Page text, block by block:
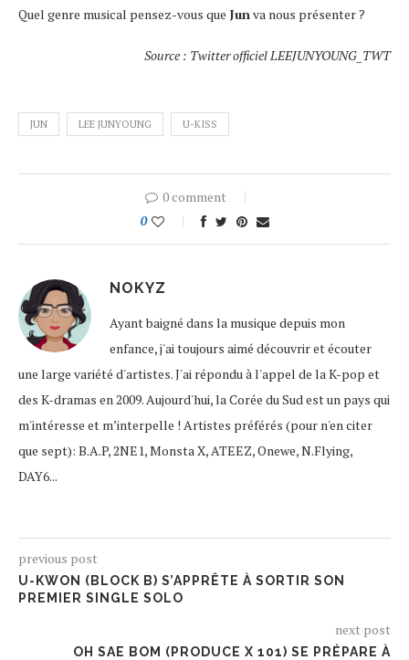
Quel genre musical pensez-vous que Junva nous présenter ?
Source : Twitter officiel LEEJUNYOUNG_TWT
JUN LEE JUNYOUNG U-KISS
0 comment
0
NOKYZ
Ayant baigné dans la musique depuis mon
enfance, j'ai toujours aimé découvrir et écouter
une large variété d'artistes. J'ai répondu à l'appel de la K-pop et
des K-dramas en 2009. Aujourd'hui, la Corée du Sud est un pays qui
m'intéresse et m’interpelle ! Artistes préférés (pour n'en citer
que sept): B.A.P, 2NE1, Monsta X, ATEEZ, Onewe, N.Flying,
DAY6...
previous post
U-KWON (BLOCK B) S’APPRÊTE À SORTIR SON
PREMIER SINGLE SOLO
next post
OH SAE BOM (PRODUCE X 101) SE PRÉPARE À